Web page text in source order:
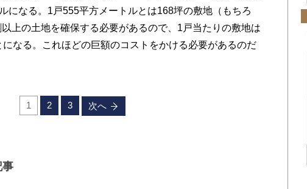
になる。1戸555平方メートルとは168坪の敷地（もちろ
上の土地を確保する必要があるので、1戸当たりの敷地は
なる。これほどの巨額のコストをかける必要があるのだ
1 2 3 次へ
事